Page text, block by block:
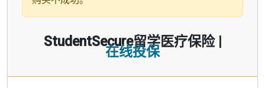
StudentSecure留学医疗保险 |
在线投保